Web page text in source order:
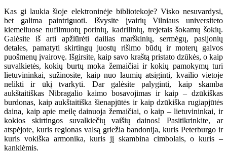
Kas gi laukia šioje elektroninėje bibliotekoje? Visko nesuvardysi,
bet galima paintriguoti. Išvysite įvairių Vilniaus universiteto
kiemeliuose nufilmuotų porinių, kadrilinių, trejetais šokamų šokių.
Galėsite iš arti apžiūrėti dailias marškinių, sermėgų, pasijonių
detales, pamatyti skirtingų juostų rišimo būdų ir moterų galvos
puošmenų įvairovę. Išgirsite, kaip savo kraštą pristato dzūkės, o kaip
suvalkietės, kokių burtų moka žemaičiai ir kokių pamokymų turi
lietuvininkai, sužinosite, kaip nuo laumių atsiginti, kvailio vietoje
nelikti ir ūkį tvarkyti. Dar galėsite palyginti, kaip skamba
aukštaitiškas Nibragalio kaimo bosavojimas ir kaip – dzūkiškas
burdonas, kaip aukštaitiška šienapjūtės ir kaip dzūkiška rugiapjūtės
daina, kaip apie meilę dainuoja žemaičiai, o kaip – lietuvininkai, ir
kokios skirtingos suvalkiečių vaišių dainos! Pasitikrinkite, ar
atspėjote, kuris regionas valsą griežia bandonija, kuris Peterburgo ir
kuris vokiška armonika, kuris jį skambina cimbolais, o kuris –
kanklėmis.